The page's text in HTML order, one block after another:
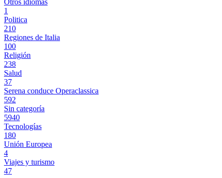
Otros idiomas
1
Politica
210
Regiones de Italia
100
Religión
238
Salud
37
Serena conduce Operaclassica
592
Sin categoría
5940
Tecnologías
180
Unión Europea
4
Viajes y turismo
47